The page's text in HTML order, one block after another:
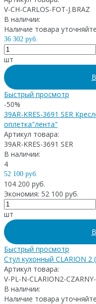
V-CH-CARLOS-FOT-J.BRAZ
В наличии:
Наличие товара
36 302 руб.
шт
Быстрый просмотр
-50%
39AR-KRES-3691 SER
оплетка"лента"
Артикул товара:
39AR-KRES-3691 SER
В наличии:
4
52 100 руб.
104 200 руб.
Экономия: 52 100 руб.
шт
Быстрый просмотр
Стул кухонный CLARION
Артикул товара:
V-PL-N-CLARION2-
В наличии:
Наличие товара